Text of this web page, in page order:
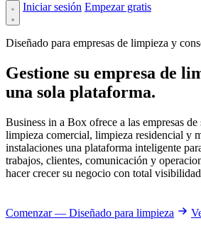
Iniciar sesión Empezar gratis
Diseñado para empresas de limpieza y
Gestione su empresa de
una sola plataforma.
Business in a Box ofrece a las empresas
limpieza comercial, limpieza residencial y
instalaciones una plataforma inteligente
trabajos, clientes, comunicación y
hacer crecer su negocio con total
Comenzar — Diseñado para limpieza